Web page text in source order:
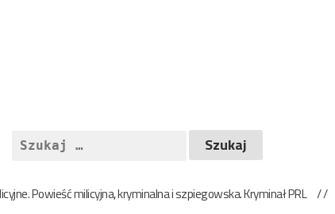
Szukaj:
Powieść milicyjna, kryminalna i szpiegowska. Kryminał PRL / /